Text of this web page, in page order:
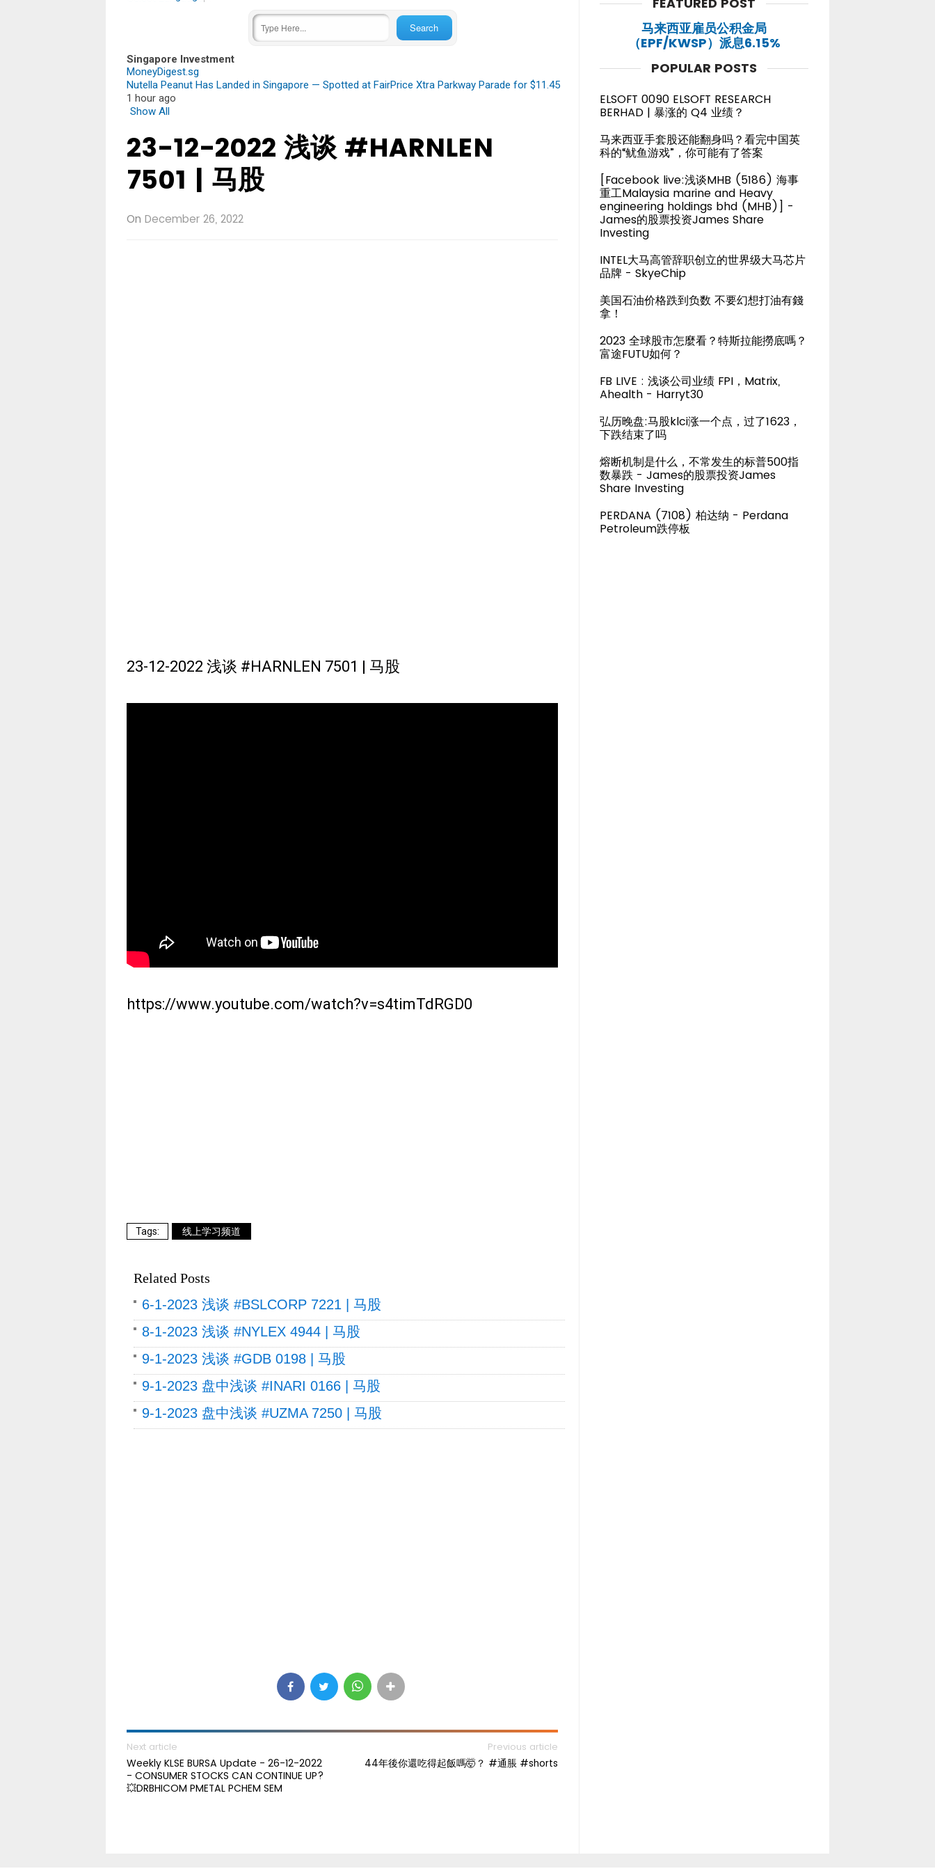
Singapore Investment
MoneyDigest.sg
Nutella Peanut Has Landed in Singapore — Spotted at FairPrice Xtra Parkway Parade for $11.45
1 hour ago
Show All
23-12-2022 浅谈 #HARNLEN
7501 | 马股
On December 26, 2022
23-12-2022 浅谈 #HARNLEN 7501 | 马股
https://www.youtube.com/watch?v=s4timTdRGD0
线上学习频道
Related Posts
6-1-2023 浅谈 #BSLCORP 7221 | 马股
8-1-2023 浅谈 #NYLEX 4944 | 马股
9-1-2023 浅谈 #GDB 0198 | 马股
9-1-2023 盘中浅谈 #INARI 0166 | 马股
9-1-2023 盘中浅谈 #UZMA 7250 | 马股
Next article
Weekly KLSE BURSA Update - 26-12-2022
- CONSUMER STOCKS CAN CONTINUE UP?
💥DRBHICOM PMETAL PCHEM SEM
Previous article
44年後你還吃得起飯嗎🤯？ #通脹 #shorts
马来西亚雇员公积金局
（EPF/KWSP）派息6.15%
POPULAR POSTS
ELSOFT 0090 ELSOFT RESEARCH
BERHAD | 暴涨的 Q4 业绩？
马来西亚手套股还能翻身吗？看完中国英
科的“鱿鱼游戏”，你可能有了答案
[Facebook live:浅谈MHB (5186) 海事
重工Malaysia marine and Heavy
engineering holdings bhd (MHB)] -
James的股票投资James Share
Investing
INTEL大马高管辞职创立的世界级大马芯片
品牌 - SkyeChip
美国石油价格跌到负数 不要幻想打油有錢
拿！
2023 全球股市怎麼看？特斯拉能撈底嗎？
富途FUTU如何？
FB LIVE : 浅谈公司业绩 FPI，Matrix,
Ahealth - Harryt30
弘历晚盘:马股klci涨一个点，过了1623，
下跌结束了吗
熔断机制是什么，不常发生的标普500指
数暴跌 - James的股票投资James
Share Investing
PERDANA (7108) 柏达纳 - Perdana
Petroleum跌停板